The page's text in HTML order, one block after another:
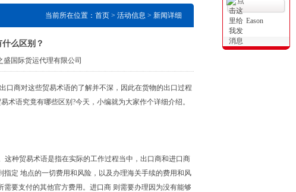
当前所在位置： 首页 > 活动信息 > 新闻详细
么区别？
盛国际货运代理有限公司
口商对这些贸易术语的了解并不深，因此在货物的出口过程
语究竟有哪些区别?今天，小编就为大家作个详细介绍。
这种贸易术语是指在实际的工作过程当中，出口商和进口商
定 地点的一切费用和风险，以及办理海关手续的费用和风
要支付的其他官方费用。进口商 则需要办理因为没有能够
Eason